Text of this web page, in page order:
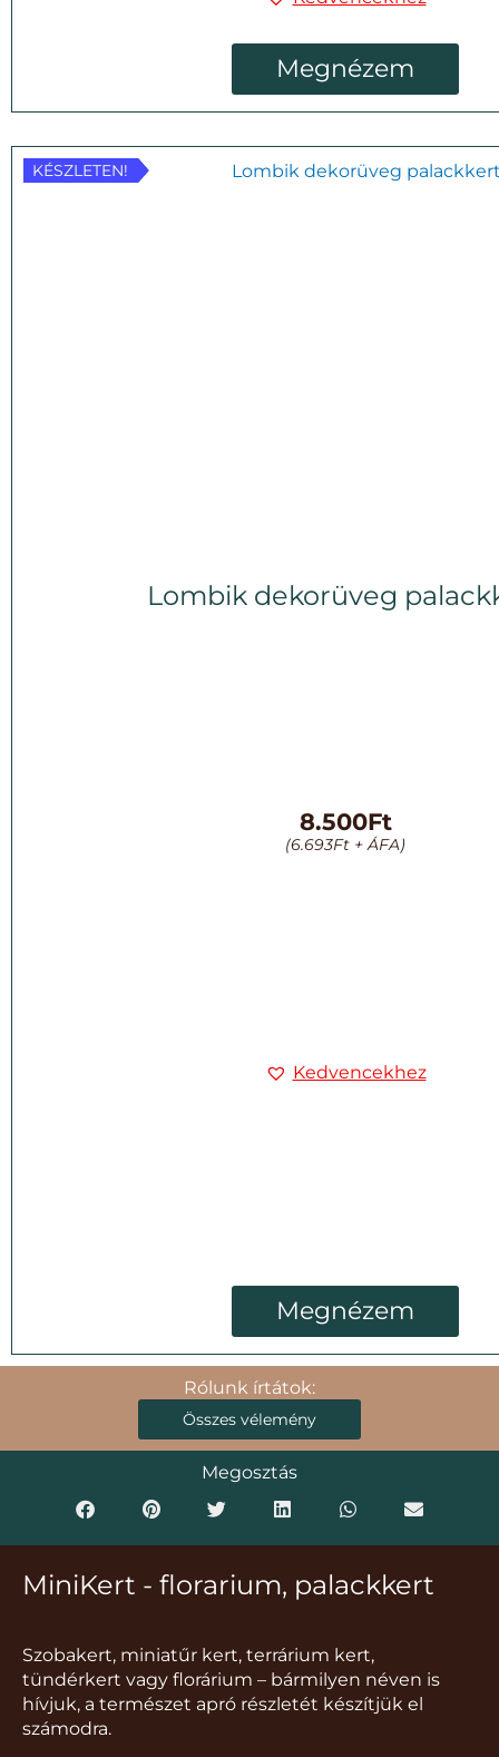
Megnézem
KÉSZLETEN!
KÉSZLETEN!
Lombik dekorüveg
8.500Ft
(6.693Ft + ÁFA)
Kedvencekhez
Megnézem
Rólunk írtátok:
Összes vélemény
Megosztás
MiniKert - florarium, palackkert
Szobakert, miniatűr kert, terrárium kert,
tündérkert vagy florárium – bármilyen néven is
hívjuk, a természet apró részletét készítjük el
számodra.